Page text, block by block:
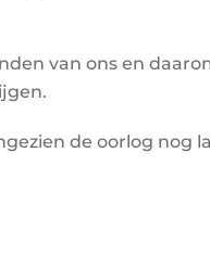
van ons en
de oorlog nog